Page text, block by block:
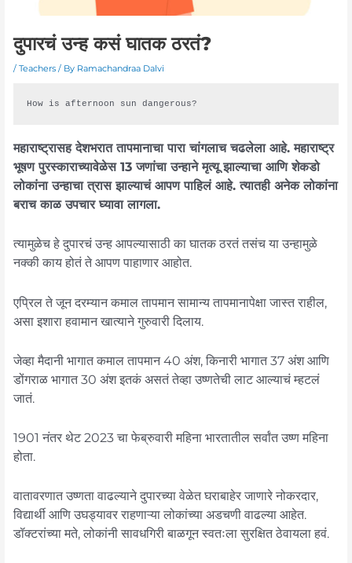
दुपारचं उन्ह कसं घातक ठरतं?
/ Teachers/ By Ramachandraa Dalvi
How is afternoon sun dangerous?
महाराष्ट्रासह देशभरात तापमानाचा पारा चांगलाच चढलेला आहे. महाराष्ट्र
भूषण पुरस्काराच्यावेळेस 13 जणांचा उन्हाने मृत्यू झाल्याचा आणि शेकडो
लोकांना उन्हाचा त्रास झाल्याचं आपण पाहिलं आहे. त्यातही अनेक लोकांना
बराच काळ उपचार घ्यावा लागला.
त्यामुळेच हे दुपारचं उन्ह आपल्यासाठी का घातक ठरतं तसंच या उन्हामुळे
नक्की काय होतं ते आपण पाहाणार आहोत.
एप्रिल ते जून दरम्यान कमाल तापमान सामान्य तापमानापेक्षा जास्त राहील,
असा इशारा हवामान खात्याने गुरुवारी दिलाय.
जेव्हा मैदानी भागात कमाल तापमान 40 अंश, किनारी भागात 37 अंश आणि
डोंगराळ भागात 30 अंश इतकं असतं तेव्हा उष्णतेची लाट आल्याचं म्हटलं
जातं.
1901 नंतर थेट 2023 चा फेब्रुवारी महिना भारतातील सर्वांत उष्ण महिना
होता.
वातावरणात उष्णता वाढल्याने दुपारच्या वेळेत घराबाहेर जाणारे नोकरदार,
विद्यार्थी आणि उघड्यावर राहणाऱ्या लोकांच्या अडचणी वाढल्या आहेत.
डॉक्टरांच्या मते, लोकांनी सावधगिरी बाळगून स्वतःला सुरक्षित ठेवायला हवं.